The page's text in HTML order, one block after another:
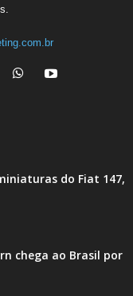
do Fiat 147,
chega ao Brasil por